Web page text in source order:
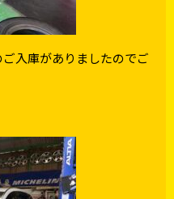
入庫がありましたのでご